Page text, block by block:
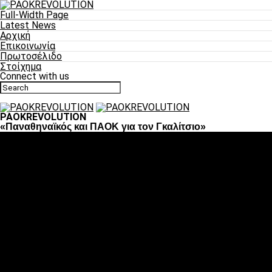
Full-Width Page
Latest News
Αρχική
Επικοινωνία
Πρωτοσέλιδο
Στοίχημα
Connect with us
PAOKREVOLUTION
«Παναθηναϊκός και ΠΑΟΚ για τον Γκαλίτσιο»